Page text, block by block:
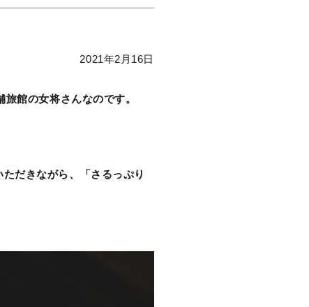
2021年2月16日
館の女将さんなのです。
だきながら、「さるっぷり